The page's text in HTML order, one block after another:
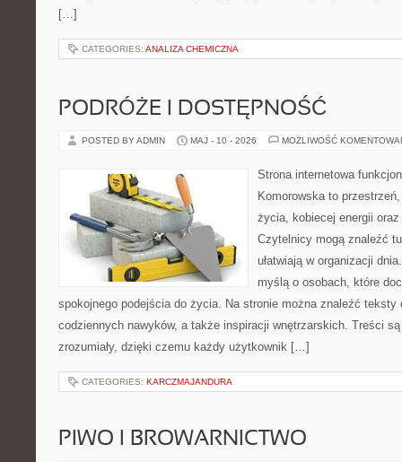
[…]
CATEGORIES: ANALIZA CHEMICZNA
PODRÓŻE I DOSTĘPNOŚĆ
POSTED BY ADMIN MAJ - 10 - 2026 MOŻLIWOŚĆ
Strona internetowa
Komorowska to
życia, kobiecej energii
Czytelnicy mogą znaleźć
ułatwiają w organizacji
myślą o osobach, które
spokojnego podejścia do życia. Na stronie można znaleźć
codziennych nawyków, a także inspiracji wnętrzarskich. Treści
zrozumiały, dzięki czemu każdy użytkownik […]
CATEGORIES: KARCZMAJANDURA
PIWO I BROWARNICTWO